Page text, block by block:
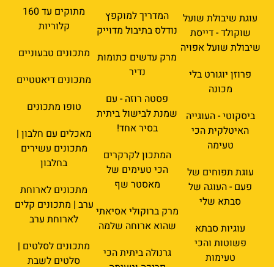
עוגת שיבולת שועל
שוקולד - דייסת
שיבולת שועל אפויה
פרוזן יוגורט בלי
מכונה
ביסקוטי - העוגייה
האיטלקית הכי
טעימה
עוגת תפוחים של
פעם - העוגה של
סבתא שלי
עוגיות סבתא
פשוטות והכי
טעימות
המדריך למוקפץ
נודלס בתיבול מדוייק
מרק עדשים כתומות
נדיר
פסטה רוזה - עם
שמנת לבישול ביתית
בסיר אחד!
המתכון לקרקרים
הכי טעימים של
מאסטר שף
מרק ברוקולי אסיאתי
שהוא ארוחה שלמה
גרנולה ביתית הכי
מתוקים עד 160
קלוריות
מתכונים טבעוניים
מתכונים דיאטטיים
טופו מתכונים
מאכלים עם חלבון |
מתכונים עשירים
בחלבון
מתכונים לארוחת
ערב | מתכונים קלים
לארוחת ערב
מתכונים לסלטים |
סלטים לשבת